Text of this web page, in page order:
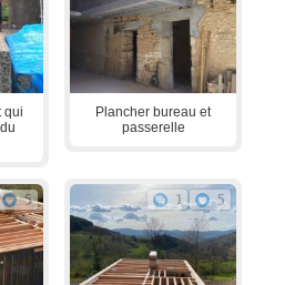
qui
Plancher bureau et
passerelle
5 1 5